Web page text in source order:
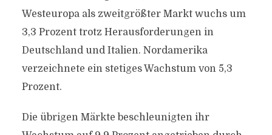
Westeuropa als zweitgrößter Markt wuchs um
3,3 Prozent trotz Herausforderungen in
Deutschland und Italien. Nordamerika
verzeichnete ein stetiges Wachstum von 5,3
Prozent.
Die übrigen Märkte beschleunigten ihr